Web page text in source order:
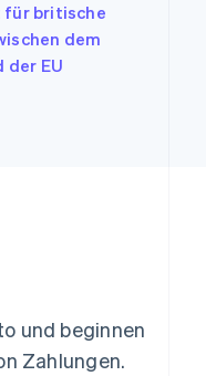
britische
dem
der EU
und beginnen
Zahlungen.